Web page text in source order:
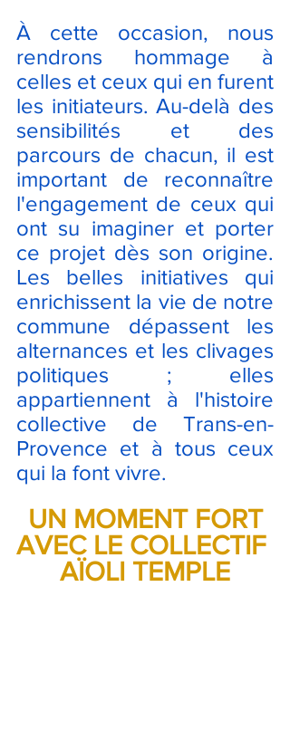
À cette occasion, nous
rendrons hommage à
celles et ceux qui en furent
les initiateurs. Au-delà des
sensibilités et des
parcours de chacun, il est
important de reconnaître
l'engagement de ceux qui
ont su imaginer et porter
ce projet dès son origine.
Les belles initiatives qui
enrichissent la vie de notre
commune dépassent les
alternances et les clivages
politiques ; elles
appartiennent à l'histoire
collective de Trans-en-
Provence et à tous ceux
qui la font vivre.
UN MOMENT FORT
AVEC LE COLLECTIF
AÏOLI TEMPLE